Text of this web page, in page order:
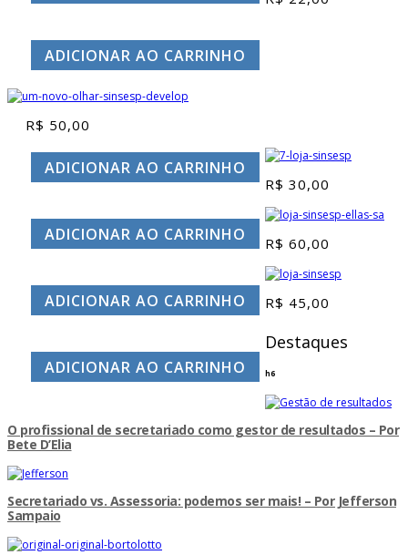
ADICIONAR AO CARRINHO
R$ 50,00
ADICIONAR AO CARRINHO
R$ 30,00
ADICIONAR AO CARRINHO R$ 60,00
ADICIONAR AO CARRINHO R$ 45,00
ADICIONAR AO CARRINHO
Destaques
h6
O profissional de secretariado como gestor de resultados – Por
Bete D’Elia
Secretariado vs. Assessoria: podemos ser mais! – Por Jefferson
Sampaio